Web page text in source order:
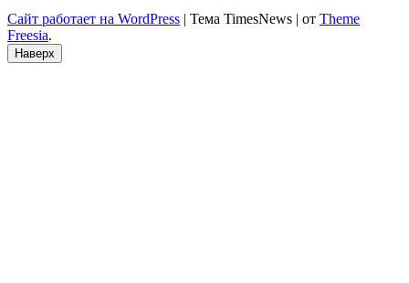
Сайт работает на WordPress | Тема TimesNews | от Theme
Freesia.
Наверх